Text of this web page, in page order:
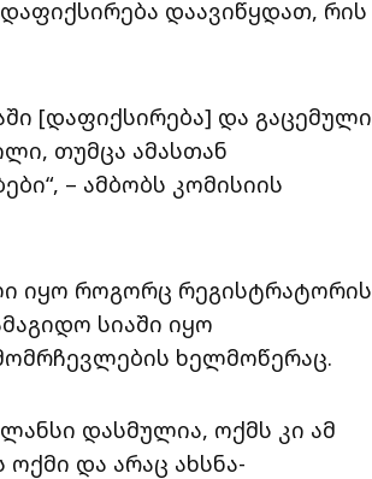
დაავიწყდათ, რის
[დაფიქსირება] და გაცემული
თუმცა ამასთან
– ამბობს კომისიის
იყო როგორც რეგისტრატორის
სიაში იყო
ხელმოწერაც.
დასმულია, ოქმს კი ამ
და არაც ახსნა-